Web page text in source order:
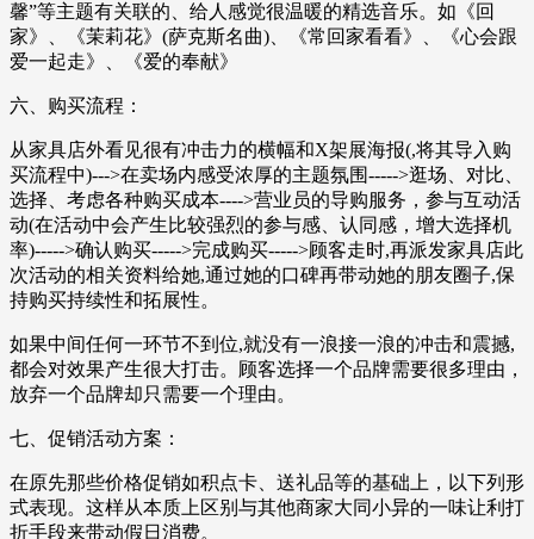
馨”等主题有关联的、给人感觉很温暖的精选音乐。如《回
家》、《茉莉花》(萨克斯名曲)、《常回家看看》、《心会跟
爱一起走》、《爱的奉献》
六、购买流程：
从家具店外看见很有冲击力的横幅和X架展海报(,将其导入购
买流程中)--->在卖场内感受浓厚的主题氛围----->逛场、对比、
选择、考虑各种购买成本---->营业员的导购服务，参与互动活
动(在活动中会产生比较强烈的参与感、认同感，增大选择机
率)----->确认购买----->完成购买----->顾客走时,再派发家具店此
次活动的相关资料给她,通过她的口碑再带动她的朋友圈子,保
持购买持续性和拓展性。
如果中间任何一环节不到位,就没有一浪接一浪的冲击和震撼,
都会对效果产生很大打击。顾客选择一个品牌需要很多理由，
放弃一个品牌却只需要一个理由。
七、促销活动方案：
在原先那些价格促销如积点卡、送礼品等的基础上，以下列形
式表现。这样从本质上区别与其他商家大同小异的一味让利打
折手段来带动假日消费。